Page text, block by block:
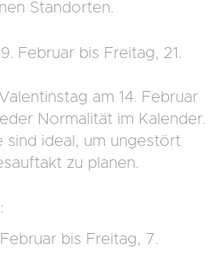
Standorten.
Februar bis Freitag, 21.
am 14. Februar
Normalität im Kalender.
sind ideal, um ungestört
zu planen.
bis Freitag, 7.